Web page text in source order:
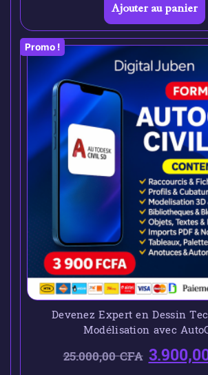
Ajouter au panier
Promo !
Devenez Expert en Dessin
Modélisation avec
25.000,00CFA